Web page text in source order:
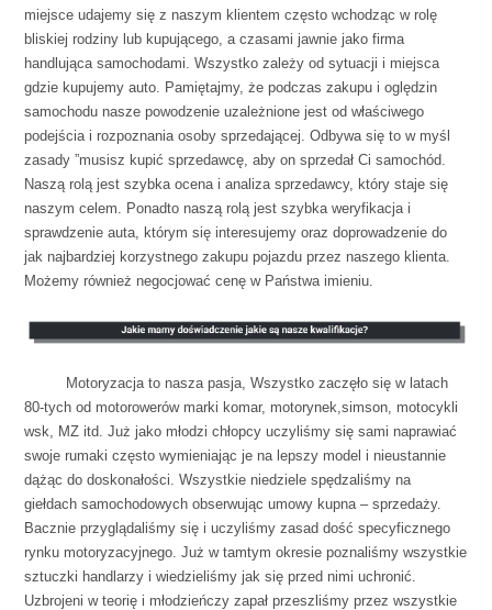
miejsce udajemy się z naszym klientem często wchodząc w rolę
bliskiej rodziny lub kupującego, a czasami jawnie jako firma
handlująca samochodami. Wszystko zależy od sytuacji i miejsca
gdzie kupujemy auto. Pamiętajmy, że podczas zakupu i oględzin
samochodu nasze powodzenie uzależnione jest od właściwego
podejścia i rozpoznania osoby sprzedającej. Odbywa się to w myśl
zasady ”musisz kupić sprzedawcę, aby on sprzedał Ci samochód.
Naszą rolą jest szybka ocena i analiza sprzedawcy, który staje się
naszym celem. Ponadto naszą rolą jest szybka weryfikacja i
sprawdzenie auta, którym się interesujemy oraz doprowadzenie do
jak najbardziej korzystnego zakupu pojazdu przez naszego klienta.
Możemy również negocjować cenę w Państwa imieniu.
Motoryzacja to nasza pasja, Wszystko zaczęło się w latach
80-tych od motorowerów marki komar, motorynek,simson, motocykli
wsk, MZ itd. Już jako młodzi chłopcy uczyliśmy się sami naprawiać
swoje rumaki często wymieniając je na lepszy model i nieustannie
dążąc do doskonałości. Wszystkie niedziele spędzaliśmy na
giełdach samochodowych obserwując umowy kupna – sprzedaży.
Bacznie przyglądaliśmy się i uczyliśmy zasad dość specyficznego
rynku motoryzacyjnego. Już w tamtym okresie poznaliśmy wszystkie
sztuczki handlarzy i wiedzieliśmy jak się przed nimi uchronić.
Uzbrojeni w teorię i młodzieńczy zapał przeszliśmy przez wszystkie